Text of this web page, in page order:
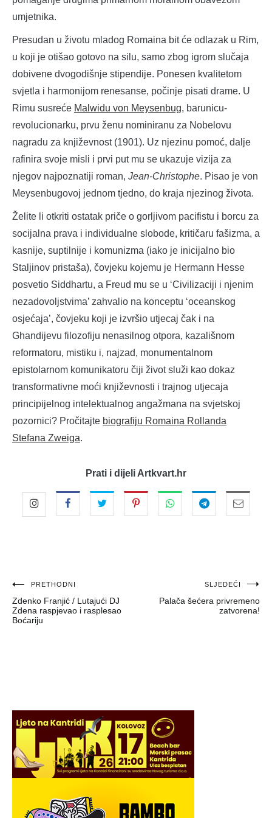
umjetnika.
Presudan u životu mladog Romaina bit će odlazak u Rim,
u koji je otišao gotovo na silu, samo zbog igrom slučaja
dobivene dvogodišnje stipendije. Ponesen kvalitetom
svjetla i harmonijom renesanse, počinje pisati drame. U
Rimu susreće Malwidu von Meysenbug, barunicu-
revolucionarku, prvu ženu nominiranu za Nobelovu
nagradu za književnost (1901). Uz njezinu pomoć, dalje
rafinira svoje misli i prvi put mu se ukazuje vizija za
njegov najpoznatiji roman, Jean-Christophe. Pisao je von
Meysenbugovoj jednom tjedno, do kraja njezinog života.
Želite li otkriti ostatak priče o gorljivom pacifistu i borcu za
socijalna prava i individualne slobode, kritičaru fašizma, a
kasnije, suptilnije i komunizma (iako je inicijalno bio
Staljinov pristaša), čovjeku kojemu je Hermann Hesse
posvetio Siddhartu, a Freud mu se u ‘Civilizaciji i njenim
nezadovoljstvima’ zahvalio na konceptu ‘oceanskog
osjećaja’, čovjeku koji je izvršio utjecaj čak i na
Ghandijevu filozofiju nenasilnog otpora, kazališnom
reformatoru, mistiku i, najzad, monumentalnom
epistolarnom komunikatoru čiji život služi kao dokaz
transformativne moći književnosti i trajnog utjecaja
principijelnog intelektualnog angažmana na svjetskoj
pozornici? Pročitajte biografiju Romaina Rollanda
Stefana Zweiga.
Prati i dijeli Artkvart.hr
Navigacija
objava
PRETHODNI
Zdenko Franjić / Lutajući DJ
Zdena raspjevao i rasplesao
Boćariju
SLJEDEĆI
Palača šećera privremeno
zatvorena!